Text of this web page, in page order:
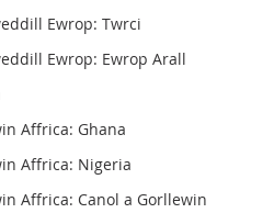
Ewrop: Twrci
Ewrop: Ewrop Arall
Affrica: Ghana
Affrica: Nigeria
Affrica: Canol a Gorllewin